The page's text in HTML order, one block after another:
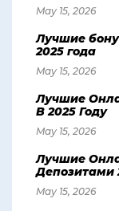
May 15, 2026
Лучшие
2025 года
May 15, 2026
Лучшие
В 2025 Году
May 15, 2026
Лучшие
Депозитами
May 15, 2026